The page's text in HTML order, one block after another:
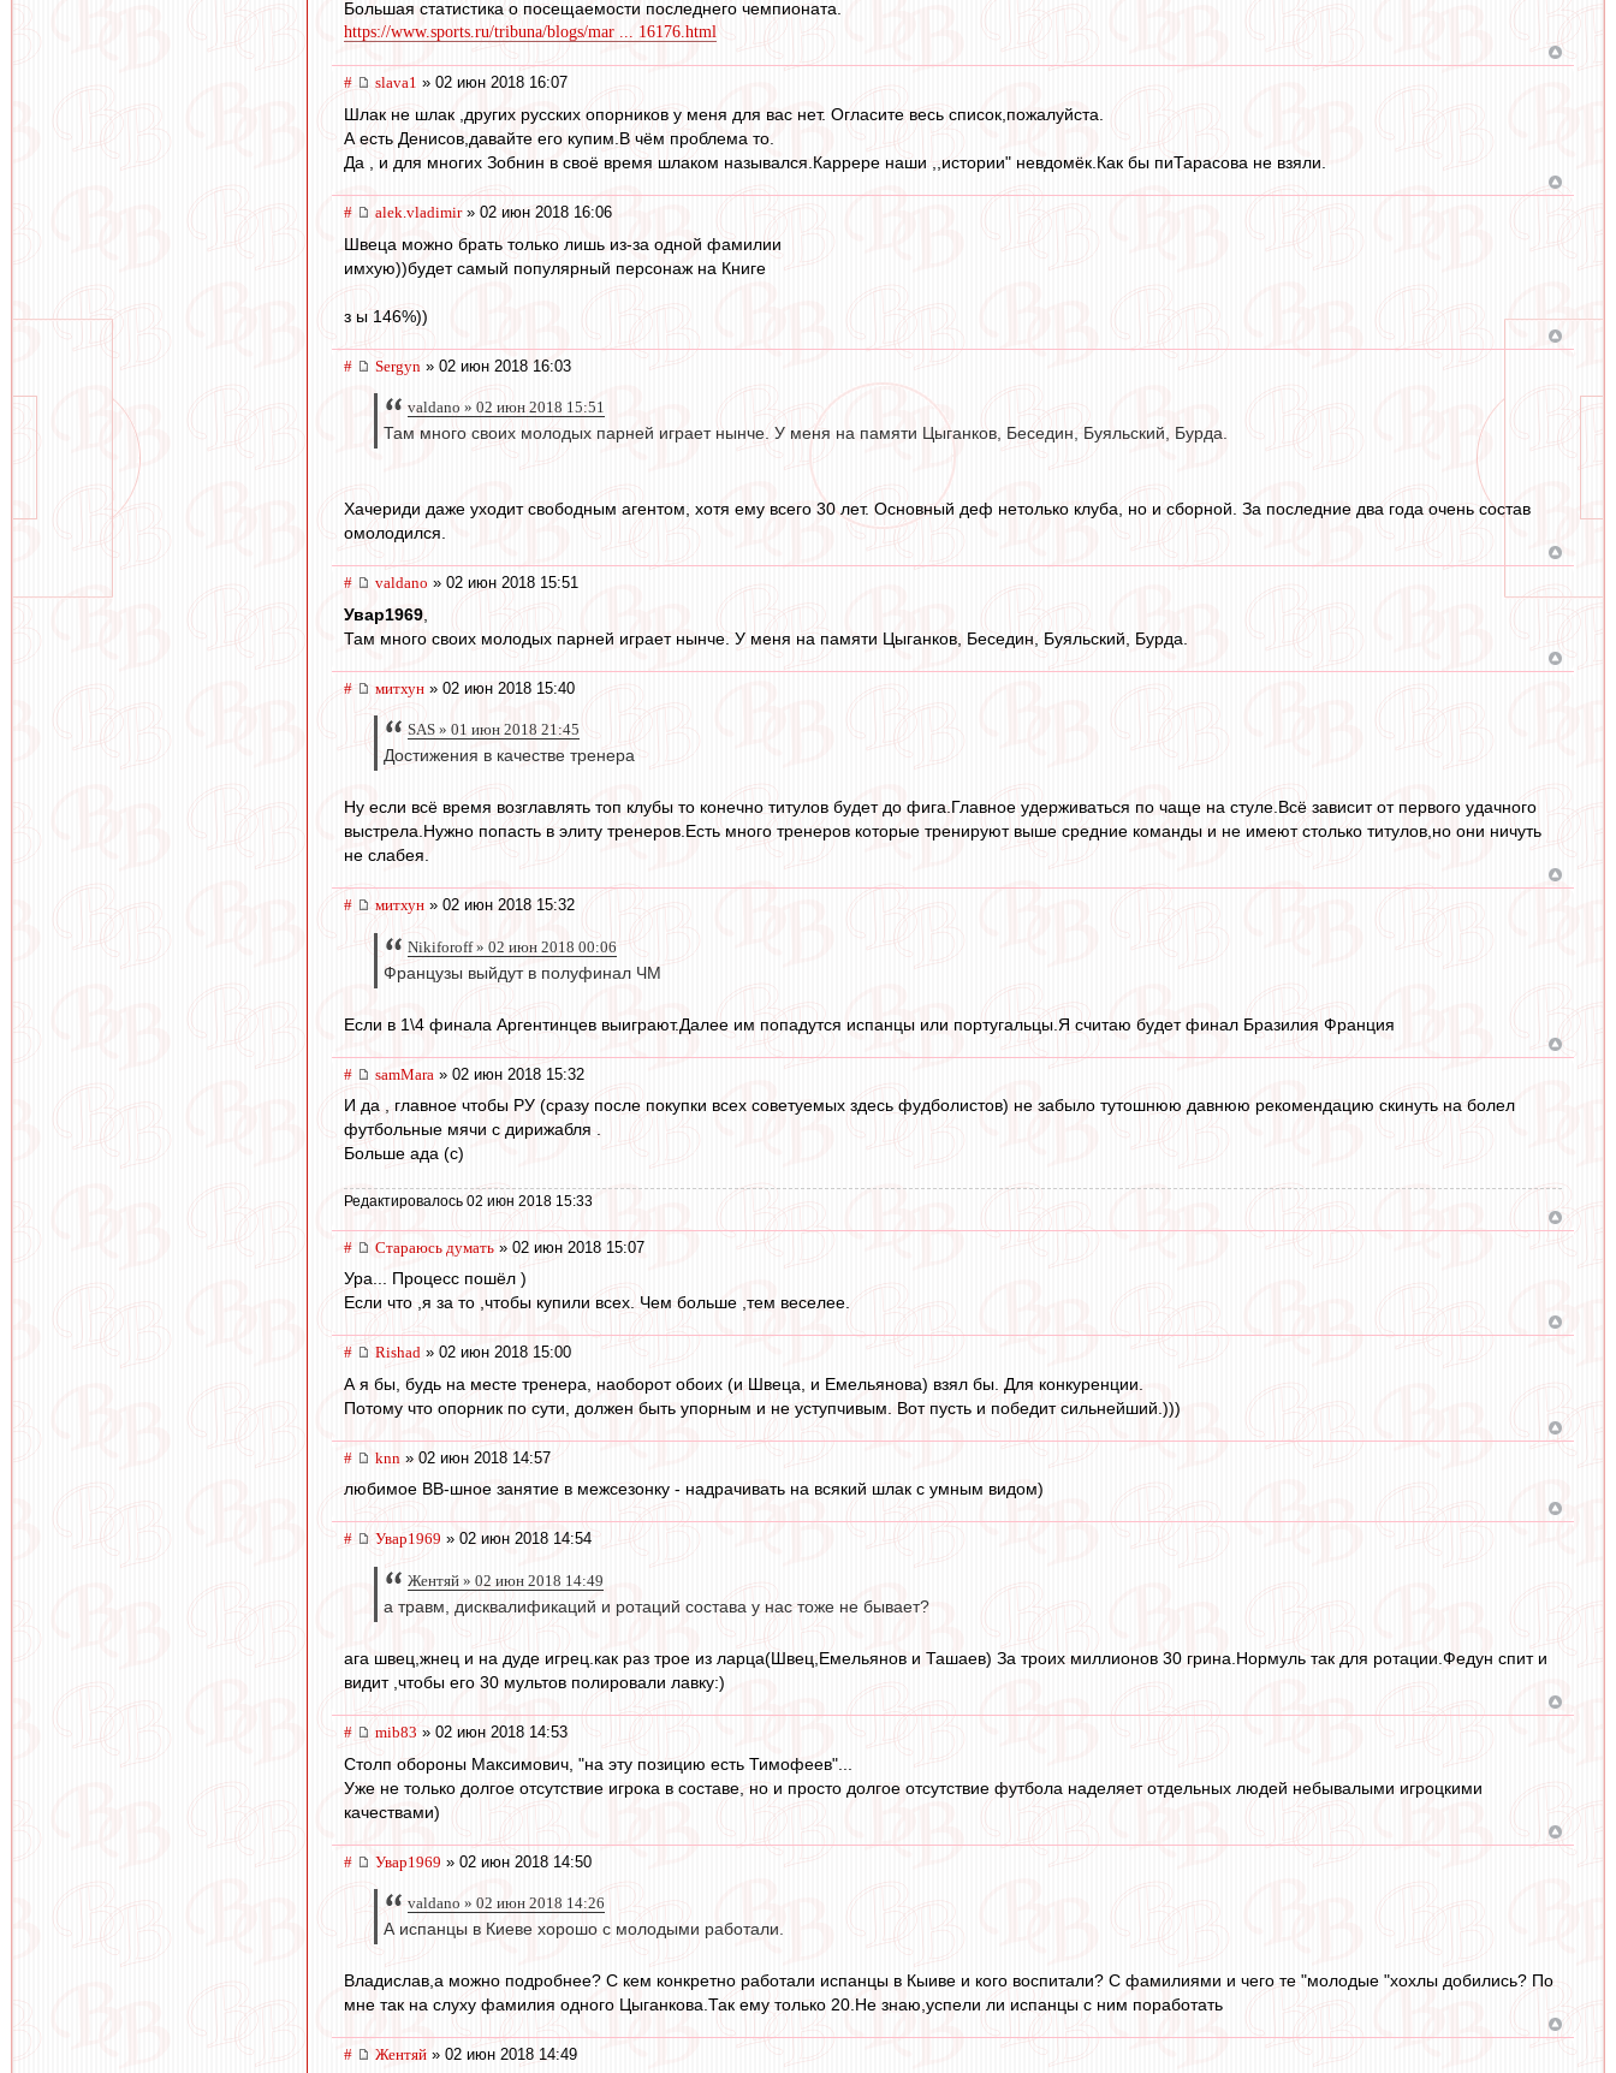
Большая статистика о посещаемости последнего чемпионата.
https://www.sports.ru/tribuna/blogs/mar ... 16176.html
# slava1 » 02 июн 2018 16:07
Шлак не шлак ,других русских опорников у меня для вас нет. Огласите весь список,пожалуйста.
А есть Денисов,давайте его купим.В чём проблема то.
Да , и для многих Зобнин в своё время шлаком назывался.Каррере наши ,,истории" невдомёк.Как бы пиТарасова не взяли.
# alek.vladimir» 02 июн 2018 16:06
Швеца можно брать только лишь из-за одной фамилии
имхую))будет самый популярный персонаж на Книге
з ы 146%))
# Sergyn » 02 июн 2018 16:03
valdano » 02 июн 2018 15:51
Там много своих молодых парней играет нынче. У меня на памяти Цыганков, Беседин, Буяльский, Бурда.
Хачериди даже уходит свободным агентом, хотя ему всего 30 лет. Основный деф нетолько клуба, но и сборной. За последние два года очень состав
омолодился.
# valdano » 02 июн 2018 15:51
Увар1969
Там много своих молодых парней играет нынче. У меня на памяти Цыганков, Беседин, Буяльский, Бурда.
# митхун » 02 июн 2018 15:40
SAS » 01 июн 2018 21:45
Достижения в качестве тренера
Ну если всё время возглавлять топ клубы то конечно титулов будет до фига.Главное удерживаться по чаще на стуле.Всё зависит от первого удачного
выстрела.Нужно попасть в элиту тренеров.Есть много тренеров которые тренируют выше средние команды и не имеют столько титулов,но они ничуть
не слабея.
# митхун » 02 июн 2018 15:32
Nikiforoff » 02 июн 2018 00:06
Французы выйдут в полуфинал ЧМ
Если в 1\4 финала Аргентинцев выиграют.Далее им попадутся испанцы или португальцы.Я считаю будет финал Бразилия Франция
# samMara » 02 июн 2018 15:32
И да , главное чтобы РУ (сразу после покупки всех советуемых здесь фудболистов) не забыло тутошнюю давнюю рекомендацию скинуть на болел
футбольные мячи с дирижабля .
Больше ада (с)
Редактировалось 02 июн 2018 15:33
# Стараюсь думать » 02 июн 2018 15:07
Ура... Процесс пошёл )
Если что ,я за то ,чтобы купили всех. Чем больше ,тем веселее.
# Rishad » 02 июн 2018 15:00
А я бы, будь на месте тренера, наоборот обоих (и Швеца, и Емельянова) взял бы. Для конкуренции.
Потому что опорник по сути, должен быть упорным и не уступчивым. Вот пусть и победит сильнейший.)))
# knn » 02 июн 2018 14:57
любимое ВВ-шное занятие в межсезонку - надрачивать на всякий шлак с умным видом)
# Увар1969 » 02 июн 2018 14:54
Жентяй » 02 июн 2018 14:49
а травм, дисквалификаций и ротаций состава у нас тоже не бывает?
ага швец,жнец и на дуде игрец.как раз трое из ларца(Швец,Емельянов и Ташаев) За троих миллионов 30 грина.Нормуль так для ротации.Федун спит и
видит ,чтобы его 30 мультов полировали лавку:)
# mib83 » 02 июн 2018 14:53
Столп обороны Максимович, "на эту позицию есть Тимофеев"...
Уже не только долгое отсутствие игрока в составе, но и просто долгое отсутствие футбола наделяет отдельных людей небывалыми игроцкими
качествами)
# Увар1969 » 02 июн 2018 14:50
valdano » 02 июн 2018 14:26
А испанцы в Киеве хорошо с молодыми работали.
Владислав,а можно подробнее? С кем конкретно работали испанцы в Кыиве и кого воспитали? С фамилиями и чего те "молодые "хохлы добились? По
мне так на слуху фамилия одного Цыганкова.Так ему только 20.Не знаю,успели ли испанцы с ним поработать
# Жентяй » 02 июн 2018 14:49